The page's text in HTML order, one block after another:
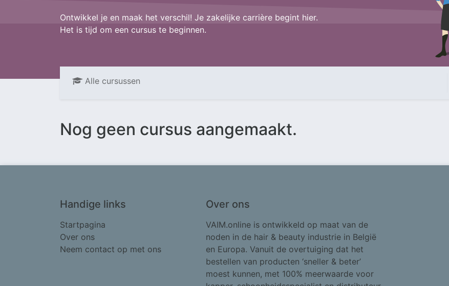
Ontwikkel je en maak het verschil! Je zakelijke carrière begint hier.
Het is tijd om een cursus te beginnen.
Alle cursussen
Nog geen cursus aangemaakt.
Handige links
Startpagina
Over ons
Neem contact op met ons
Over ons
VAIM.online is ontwikkeld op maat van de
noden in de hair & beauty industrie in België
en Europa. Vanuit de overtuiging dat het
bestellen van producten ‘sneller & beter’
moest kunnen, met 100% meerwaarde voor